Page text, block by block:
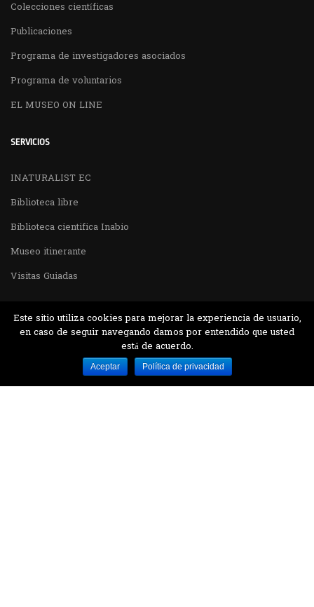
Colecciones científicas
Publicaciones
Programa de investigadores asociados
Programa de voluntarios
EL MUSEO ON LINE
SERVICIOS
INATURALIST EC
Biblioteca libre
Biblioteca cientifica Inabio
Museo itinerante
Visitas Guiadas
Desarrollado por MJTEC.
Este sitio utiliza cookies para mejorar la experiencia de usuario,
en caso de seguir navegando damos por entendido que usted
está de acuerdo.
Aceptar Política de privacidad